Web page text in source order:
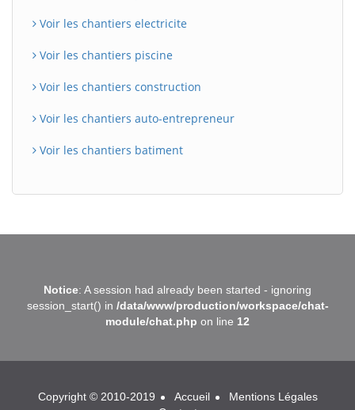
Voir les chantiers electricite
Voir les chantiers piscine
Voir les chantiers construction
Voir les chantiers auto-entrepreneur
Voir les chantiers batiment
Notice: A session had already been started - ignoring
session_start() in /data/www/production/workspace/chat-
module/chat.php on line 12
B
Assistant en ligne
Copyright © 2010-2019 Accueil
Mentions Légales